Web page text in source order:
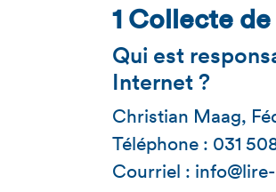
1 Collecte
Qui est
Internet ?
Christian Maag,
Téléphone : 031
Courriel :